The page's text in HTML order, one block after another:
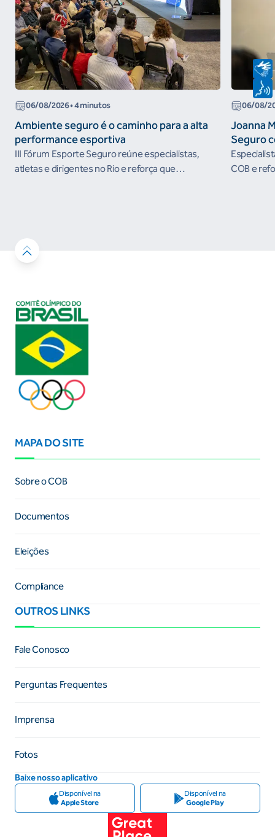
06/08/2026• 4 minutos
Ambiente seguro é o caminho para a alta
performance esportiva
III Fórum Esporte Seguro reúne especialistas,
atletas e dirigentes no Rio e reforça que
06/08/
Joanna
Seguro
COB e
MAPA DO SITE
Sobre o COB
Documentos
Eleições
Compliance
OUTROS LINKS
Fale Conosco
Perguntas Frequentes
Imprensa
Fotos
Baixe nosso aplicativo
Disponível na
Apple Store
Disponível na
Google Play